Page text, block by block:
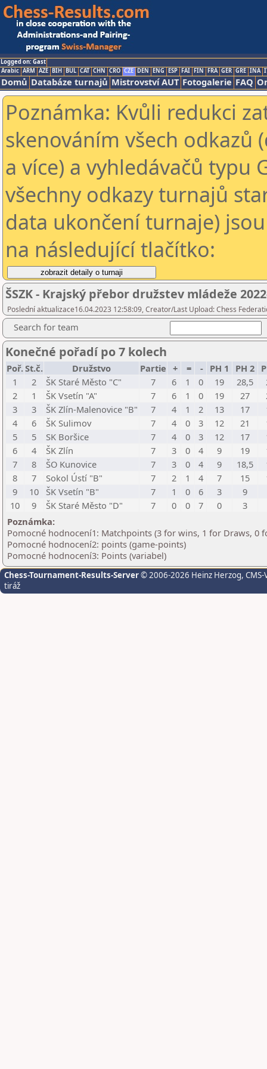
Logged on: Gast
Arabic ARM AZE BIH BUL CAT CHN CRO CZE DEN ENG ESP FAI FIN FRA GER GRE INA
Domů Databáze turnajů Mistrovství AUT Fotogalerie FAQ
Poznámka: Kvůli redukci
skenováním všech odkazů
a více) a vyhledávačů typu
všechny odkazy turnajů
data ukončení turnaje)
na následující tlačítko:
ŠSZK - Krajský přebor družstev mládeže
Poslední aktualizace16.04.2023 12:58:09, Creator/Last Upload: Chess
Search for team
Konečné pořadí po 7 kolech
Poř.St.č. Družstvo Partie + = - PH 1 PH 2
1
2 ŠK Staré Město "C" 7 6 1 0 19 28,5
2
1 ŠK Vsetín "A" 7 6 1 0 19 27
3
3 ŠK Zlín-Malenovice "B" 7 4 1 2 13 17
4
6 ŠK Sulimov 7 4 0 3 12 21
5
5 SK Boršice 7 4 0 3 12 17
6
4 ŠK Zlín 7 3 0 4 9 19
7
8 ŠO Kunovice 7 3 0 4 9 18,5
8
7 Sokol Ústí "B" 7 2 1 4 7 15
9
10 ŠK Vsetín "B" 7 1 0 6 3
9
10
9 ŠK Staré Město "D" 7 0 0 7 0
3
Poznámka:
Pomocné hodnocení1: Matchpoints (3 for wins, 1 for Draws, 0
Pomocné hodnocení2: points (game-points)
Pomocné hodnocení3: Points (variabel)
Chess-Tournament-Results-Server© 2006-2026 Heinz Herzog,
tiráž